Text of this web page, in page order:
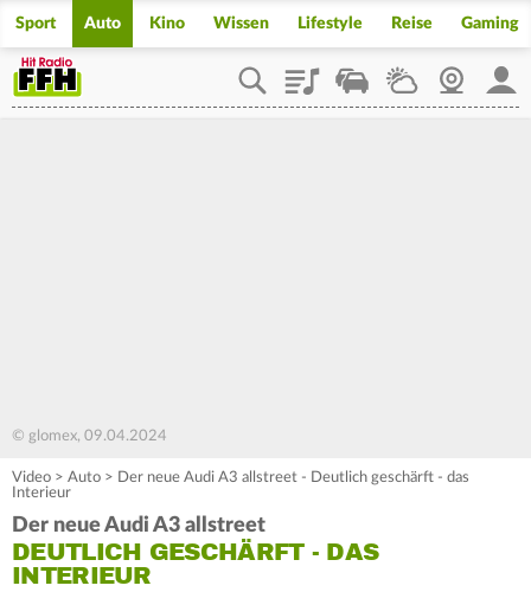
Sport Auto Kino Wissen Lifestyle Reise Gaming
PlaylistStaupilotWetterWebcam
© glomex, 09.04.2024
Video > Auto > Der neue Audi A3 allstreet - Deutlich geschärft - das
Interieur
Der neue Audi A3 allstreet
DEUTLICH GESCHÄRFT - DAS
INTERIEUR